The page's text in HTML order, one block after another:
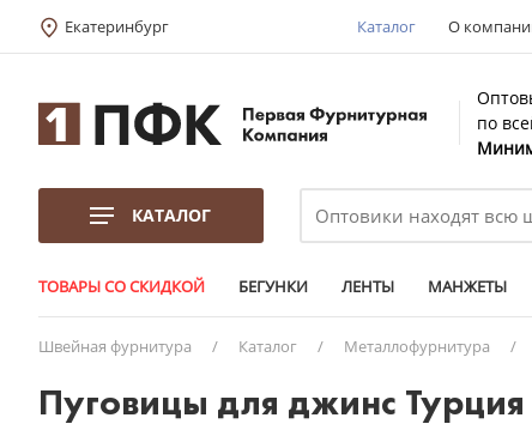
Екатеринбург Каталог О
по
КАТАЛОГ
ТОВАРЫ СО СКИДКОЙ БЕГУНКИ ЛЕНТЫ МАНЖЕТЫ
Швейная фурнитура / Каталог / Металлофурнитура /
Пуговицы для джинс Турция